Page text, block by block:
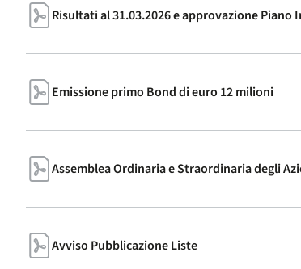
Risultati al 31.03.2026 e approvazione Piano
Emissione primo Bond di euro 12 milioni
Assemblea Ordinaria e Straordinaria degli
Avviso Pubblicazione Liste